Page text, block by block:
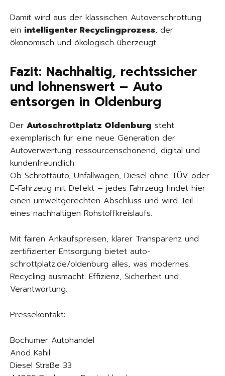
Damit wird aus der klassischen Autoverschrottung
ein intelligenter Recyclingprozess, der
ökonomisch und ökologisch überzeugt.
Fazit: Nachhaltig, rechtssicher
und lohnenswert – Auto
entsorgen in Oldenburg
Der Autoschrottplatz Oldenburg steht
exemplarisch für eine neue Generation der
Autoverwertung: ressourcenschonend, digital und
kundenfreundlich.
Ob Schrottauto, Unfallwagen, Diesel ohne TÜV oder
E-Fahrzeug mit Defekt – jedes Fahrzeug findet hier
einen umweltgerechten Abschluss und wird Teil
eines nachhaltigen Rohstoffkreislaufs.
Mit fairen Ankaufspreisen, klarer Transparenz und
zertifizierter Entsorgung bietet auto-
schrottplatz.de/oldenburg alles, was modernes
Recycling ausmacht: Effizienz, Sicherheit und
Verantwortung.
Pressekontakt:
Bochumer Autohandel
Anod Kahil
Diesel Straße 33